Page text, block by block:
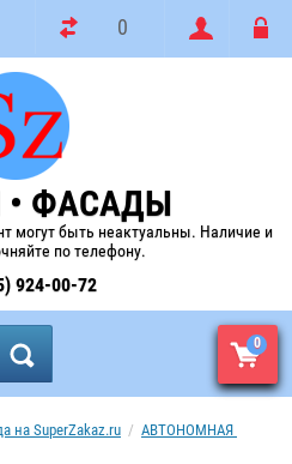
0
• ФАСАДЫ
могут быть неактуальны. Наличие и
по телефону.
924-00-72
0
на SuperZakaz.ru
  /
АВТОНОМНАЯ